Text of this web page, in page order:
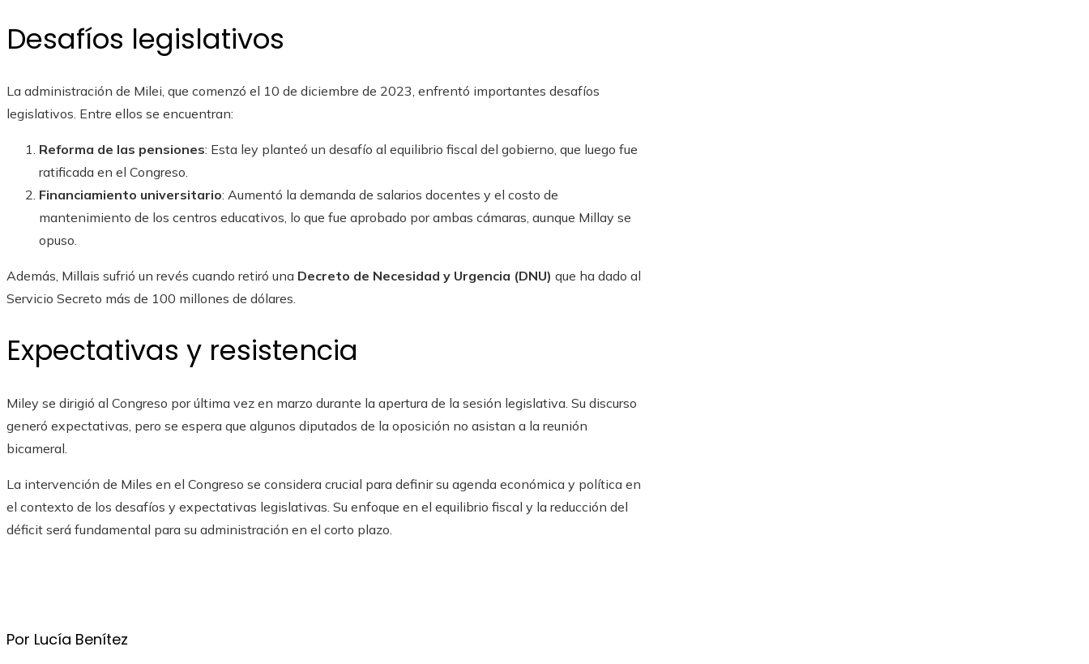
Desafíos legislativos
La administración de Milei, que comenzó el 10 de diciembre de 2023, enfrentó importantes desafíos
legislativos. Entre ellos se encuentran:
Reforma de las pensiones: Esta ley planteó un desafío al equilibrio fiscal del gobierno, que luego fue
ratificada en el Congreso.
Financiamiento universitario: Aumentó la demanda de salarios docentes y el costo de
mantenimiento de los centros educativos, lo que fue aprobado por ambas cámaras, aunque Millay se
opuso.
Además, Millais sufrió un revés cuando retiró una Decreto de Necesidad y Urgencia (DNU) que ha dado al
Servicio Secreto más de 100 millones de dólares.
Expectativas y resistencia
Miley se dirigió al Congreso por última vez en marzo durante la apertura de la sesión legislativa. Su discurso
generó expectativas, pero se espera que algunos diputados de la oposición no asistan a la reunión
bicameral.
La intervención de Miles en el Congreso se considera crucial para definir su agenda económica y política en
el contexto de los desafíos y expectativas legislativas. Su enfoque en el equilibrio fiscal y la reducción del
déficit será fundamental para su administración en el corto plazo.
Por Lucía Benítez